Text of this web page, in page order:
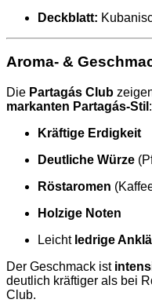
Deckblatt:
Aroma- &
Die Partagás Club
markanten Partagás-Stil :
Kräftige Erdigkeit
Deutliche Würze
Röstaromen
Holzige Noten
Leicht ledrige
Der Geschmack ist
deutlich kräftiger als bei
Club.